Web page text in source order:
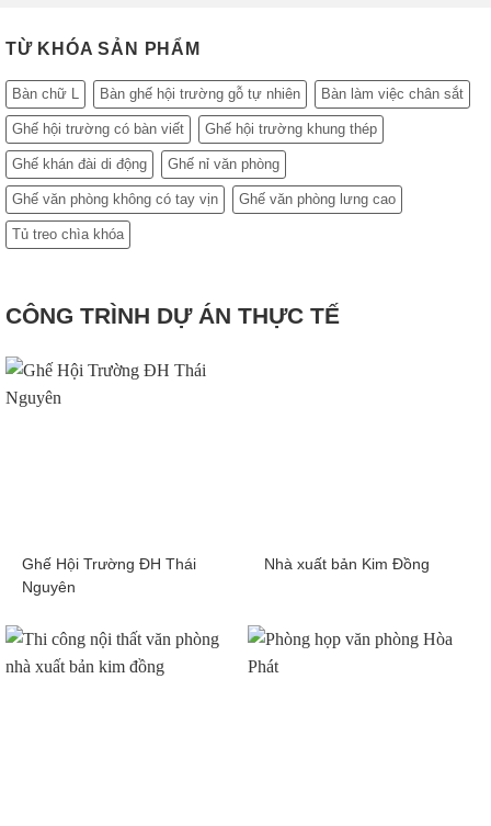
TỪ KHÓA SẢN PHẨM
Bàn chữ L Bàn ghế hội trường gỗ tự nhiên Bàn làm việc chân sắt
Ghế hội trường có bàn viết Ghế hội trường khung thép
Ghế khán đài di động Ghế nỉ văn phòng
Ghế văn phòng không có tay vịn Ghế văn phòng lưng cao
Tủ treo chìa khóa
CÔNG TRÌNH DỰ ÁN THỰC TẾ
Ghế Hội Trường ĐH Thái
Nguyên
Nhà xuất bản Kim Đồng